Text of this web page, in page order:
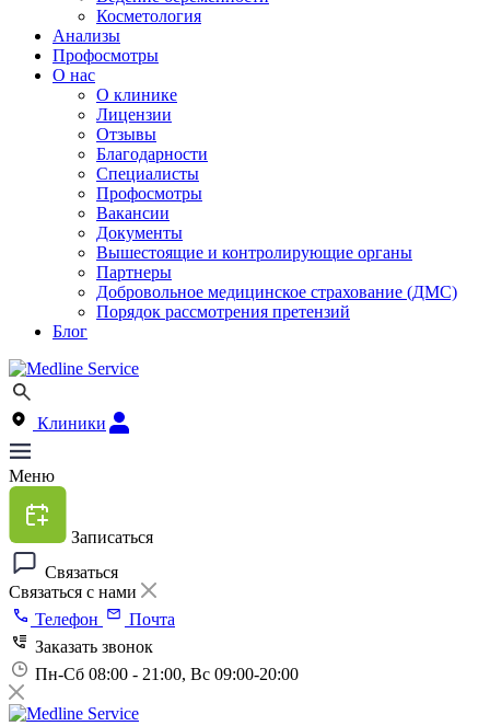
Косметология
Анализы
Профосмотры
О нас
О клинике
Лицензии
Отзывы
Благодарности
Специалисты
Профосмотры
Вакансии
Документы
Вышестоящие и контролирующие органы
Партнеры
Добровольное медицинское страхование (ДМС)
Порядок рассмотрения претензий
Блог
Клиники
Меню
Записаться
Связаться
Связаться с нами
Телефон
Почта
Заказать звонок
Пн-Сб 08:00 - 21:00, Вс 09:00-20:00